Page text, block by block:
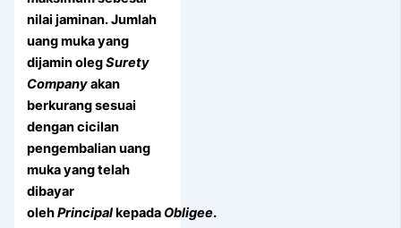
nilai jaminan. Jumlah
uang muka yang
dijamin olegSurety
Companyakan
berkurang sesuai
dengan cicilan
pengembalian uang
muka yang telah
dibayar
olehPrincipalkepada Obligee.